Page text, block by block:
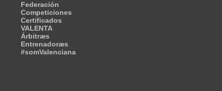
Federación
Competiciones
Certificados
VALENTA
Árbitræs
Entrenadoræs
#somValenciana